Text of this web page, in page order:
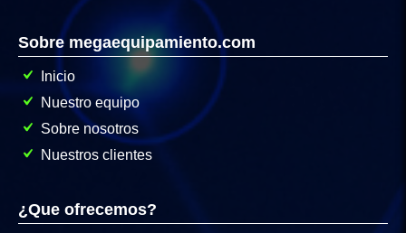
Sobre megaequipamiento.com
Inicio
Nuestro equipo
Sobre nosotros
Nuestros clientes
¿Que ofrecemos?